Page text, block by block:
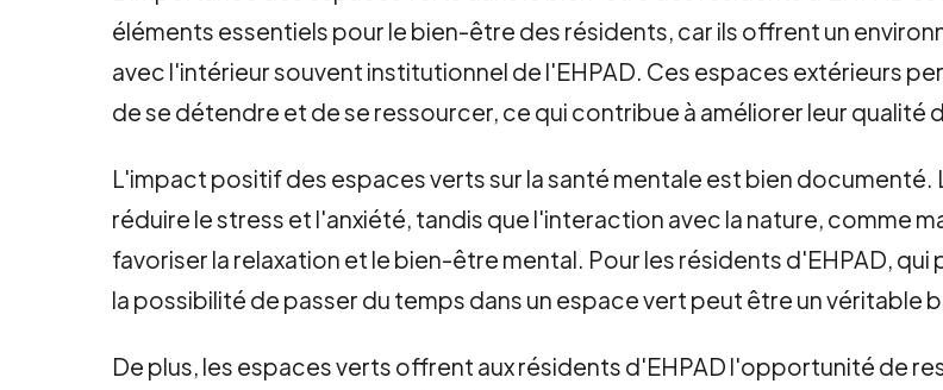
éléments essentiels pour le bien-être des résidents, car ils offrent un
avec l'intérieur souvent institutionnel de l'EHPAD. Ces espaces extérieurs
de se détendre et de se ressourcer, ce qui contribue à améliorer leur qualité
L'impact positif des espaces verts sur la santé mentale est bien documenté.
réduire le stress et l'anxiété, tandis que l'interaction avec la nature, comme
favoriser la relaxation et le bien-être mental. Pour les résidents d'EHPAD,
la possibilité de passer du temps dans un espace vert peut être un véritable
De plus, les espaces verts offrent aux résidents d'EHPAD l'opportunité de